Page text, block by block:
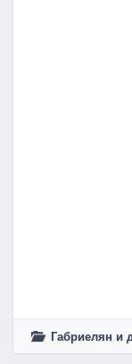
Габриелян и